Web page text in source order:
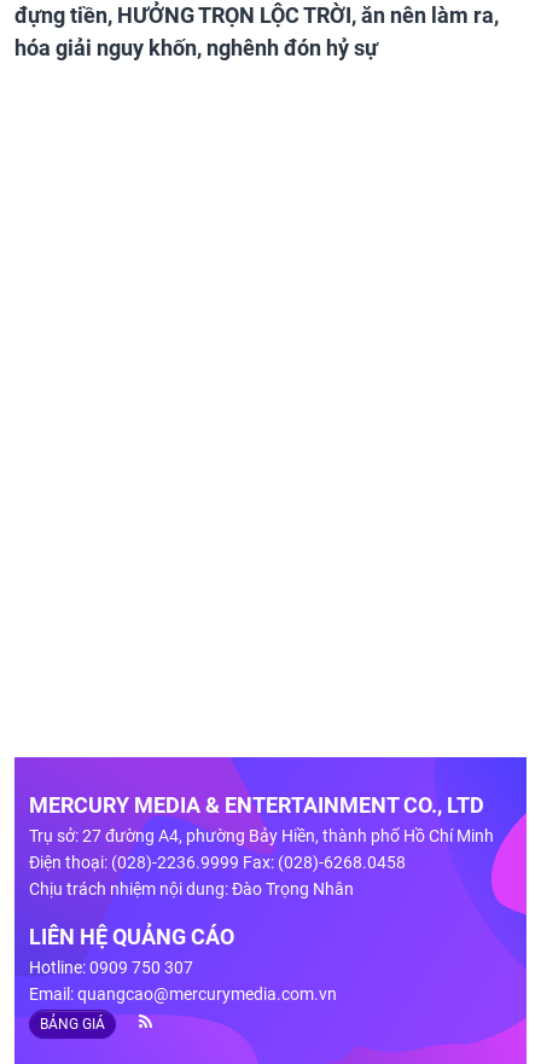
đựng tiền, HƯỞNG TRỌN LỘC TRỜI, ăn nên làm ra,
hóa giải nguy khốn, nghênh đón hỷ sự
MERCURY MEDIA & ENTERTAINMENT CO., LTD
Trụ sở: 27 đường A4, phường Bảy Hiền, thành phố Hồ Chí Minh
Điện thoại: (028)-2236.9999 Fax: (028)-6268.0458
Chịu trách nhiệm nội dung: Đào Trọng Nhân
LIÊN HỆ QUẢNG CÁO
Hotline: 0909 750 307
Email:quangcao@mercurymedia.com.vn
BẢNG GIÁ